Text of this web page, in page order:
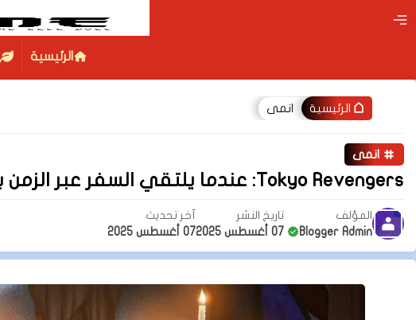
الرئيسية
الرئيسية انمى
انمى
Tokyo Revengers: عندما يلتقي السفر عبر الزمن بعالم عصابات الشوارع
المؤلف
Blogger Admin
تاريخ النشر
07 أغسطس 2025
آخر تحديث
07 أغسطس 2025